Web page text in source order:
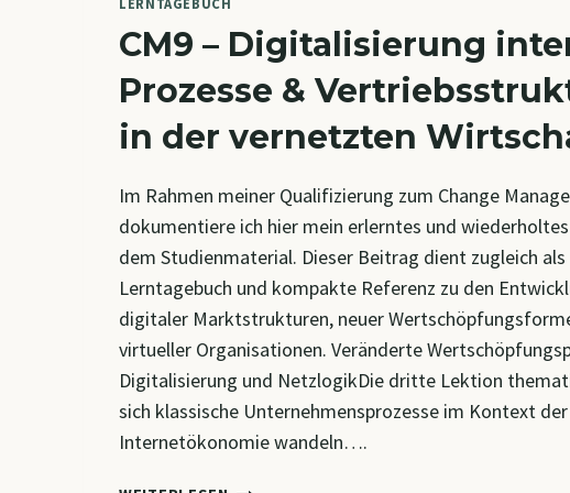
LERNTAGEBUCH
CM9 – Digitalisierung
Prozesse &
in der vernetzten
Im Rahmen meiner Qualifizierung zum Change
dokumentiere ich hier mein erlerntes und wiederholtes
dem Studienmaterial. Dieser Beitrag dient zugleich als
Lerntagebuch und kompakte Referenz zu den
digitaler Marktstrukturen, neuer
virtueller Organisationen. Veränderte
Digitalisierung und NetzlogikDie dritte Lektion
sich klassische Unternehmensprozesse im Kontext der
Internetökonomie wandeln….
CM9